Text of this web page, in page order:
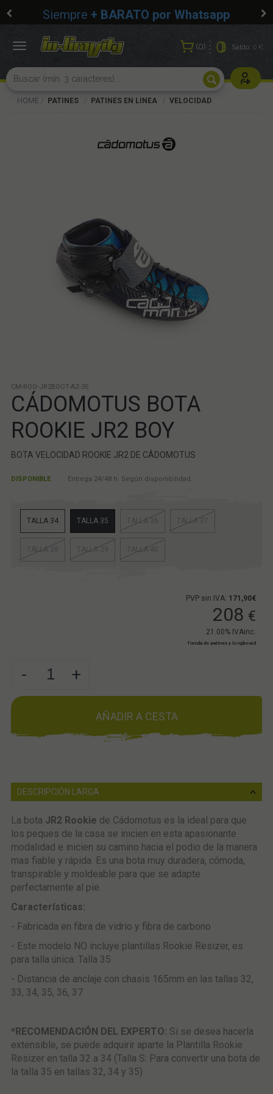
Siempre + BARATO por Whatsapp
0 Saldo:0 €
Usuarios
Toggle
HOME PATINES PATINES EN LINEA VELOCIDAD
CM-ROO-JR2BOOT-AZ-35
CÁDOMOTUS BOTA
ROOKIE JR2 BOY
BOTA VELOCIDAD ROOKIE JR2 DE CÁDOMOTUS
DISPONIBLE Entrega 24/48 h. Según disponibilidad.
TALLA 34 TALLA 35 TALLA 36 TALLA 37
TALLA 38 TALLA 39 TALLA 40
PVP sin IVA: 171,90€
208 €
21.00% IVAinc.
Tienda de patines y longboard
- +
AÑADIR A CESTA
DESCRIPCIÓN LARGA
La bota JR2 Rookie de Cádomotus es la ideal para que
los peques de la casa se inicien en esta apasionante
modalidad e inicien su camino hacia el podio de la manera
mas fiable y rápida. Es una bota muy duradera, cómoda,
transpirable y moldeable para que se adapte
perfectamente al pie.
Características:
- Fabricada en fibra de vidrio y fibra de carbono
- Este modelo NO incluye plantillas Rookie Resizer, es
para talla única: Talla 35
- Distancia de anclaje con chasis 165mm en las tallas 32,
33, 34, 35, 36, 37
*RECOMENDACIÓN DEL EXPERTO: Si se desea hacerla
extensible, se puede adquirir aparte la Plantilla Rookie
Resizer en talla 32 a 34 (Talla S: Para convertir una bota de
la talla 35 en tallas 32, 34 y 35)